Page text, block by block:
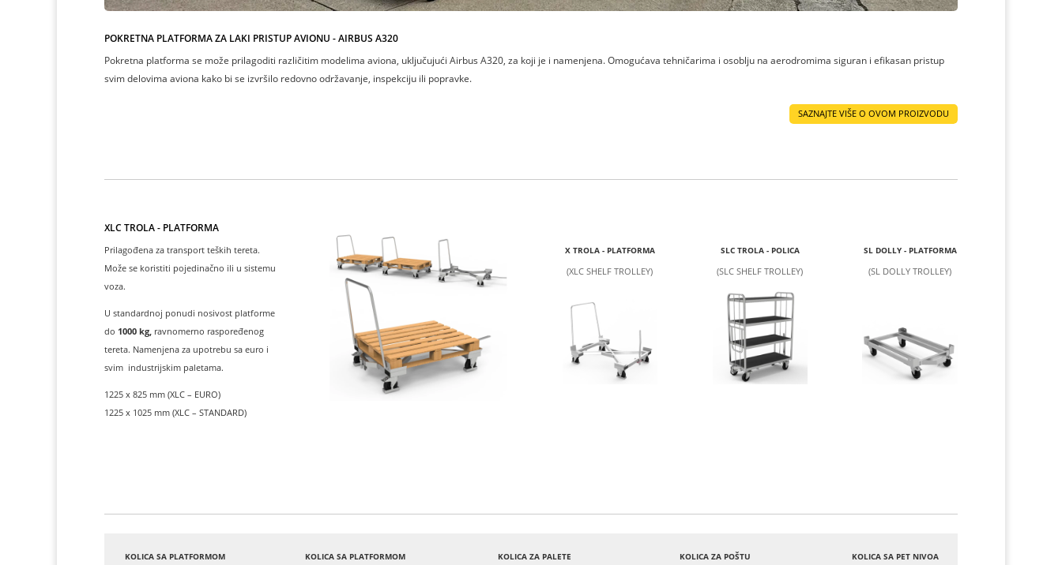
POKRETNA PLATFORMA ZA LAKI PRISTUP AVIONU - AIRBUS A320
Pokretna platforma se može prilagoditi različitim modelima aviona, uključujući Airbus A320, za koji je i namenjena. Omogućava tehničarima i osoblju na aerodromima siguran i efikasan pristup
svim delovima aviona kako bi se izvršilo redovno održavanje, inspekciju ili popravke.
SAZNAJTE VIŠE O OVOM PROIZVODU
XLC TROLA - PLATFORMA
Prilagođena za transport teških tereta.
Može se koristiti pojedinačno ili u sistemu
voza.
U standardnoj ponudi nosivost platforme
do 1000 kg, ravnomerno raspoređenog
tereta. Namenjena za upotrebu sa euro i
svim industrijskim paletama.
1225 x 825 mm (XLC – EURO)
1225 x 1025 mm (XLC – STANDARD)
X TROLA - PLATFORMA
(XLC SHELF TROLLEY)
SLC TROLA - POLICA
(SLC SHELF TROLLEY)
SL DOLLY - PLATFORMA
(SL DOLLY TROLLEY)
KOLICA SA PLATFORMOM KOLICA SA PLATFORMOM KOLICA ZA PALETE KOLICA ZA POŠTU KOLICA SA PET NIVOA